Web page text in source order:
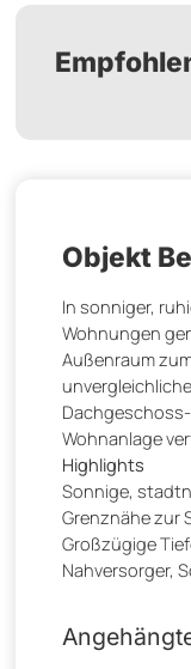
Objekt
In sonniger,
Wohnungen
Außenraum
Wohnanlage
Highlights
Sonnige,
Grenznähe zur
Großzügige
Nahversorger,